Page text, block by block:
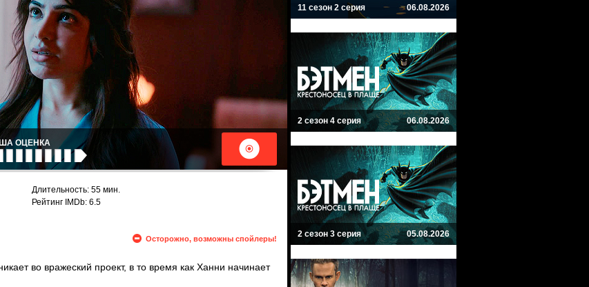
ОЦЕНКА
Длительность: 55 мин.
Рейтинг IMDb: 6.5
Осторожно, возможны спойлеры!
во вражеский проект, в то время как Ханни начинает
и Чако отправляются на поиски давних знакомых
11 сезон 2 серия 06.08.2026
2 сезон 4 серия 06.08.2026
2 сезон 3 серия 05.08.2026